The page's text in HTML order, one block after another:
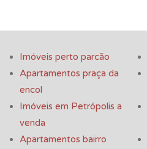
Imóveis perto parcão
Apartamentos praça da
encol
Imóveis em Petrópolis a
venda
Apartamentos bairro